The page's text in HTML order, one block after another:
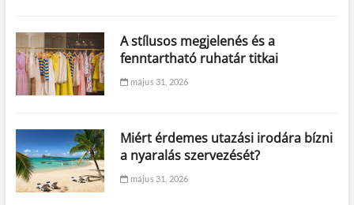
A stílusos megjelenés és a
fenntartható ruhatár titkai
május 31, 2026
Miért érdemes utazási irodára bízni
a nyaralás szervezését?
május 31, 2026